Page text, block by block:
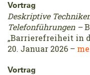
Vortrag
Deskriptive
Telefonführungen –
„Barrierefreiheit in
20. Januar 2026 –
Vortrag